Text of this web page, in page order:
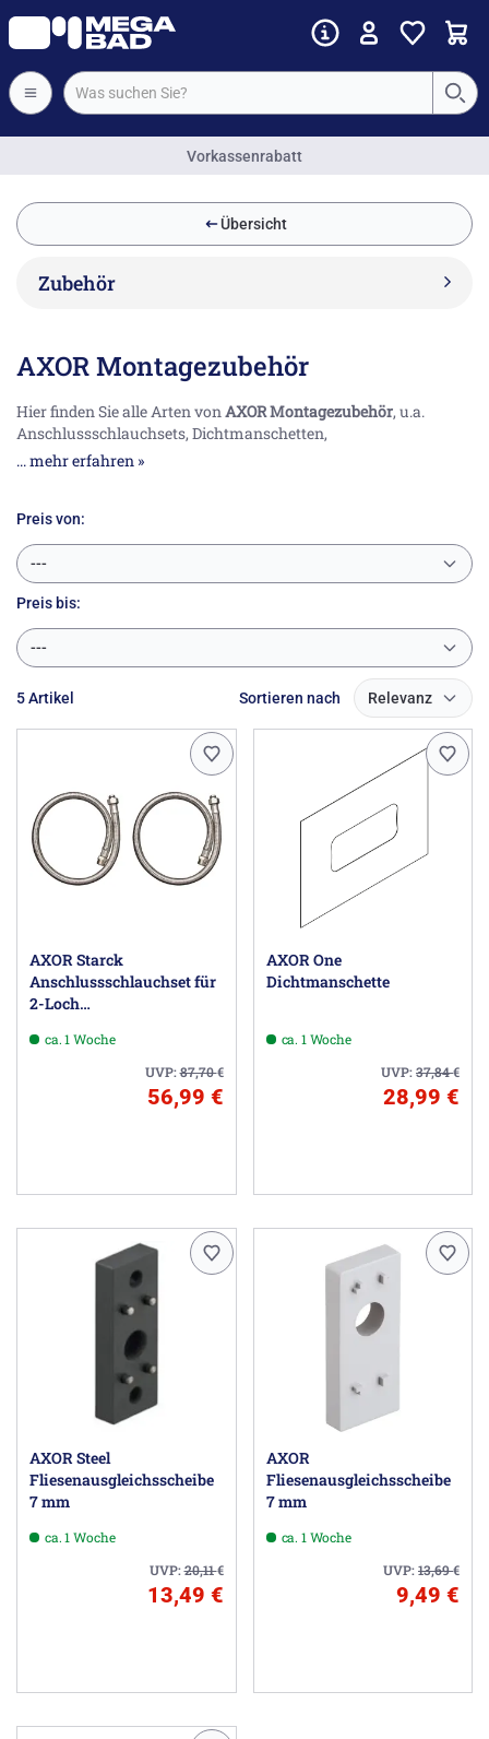
Vorkassenrabatt
Übersicht
Zubehör
AXOR Montagezubehör
Hier finden Sie alle Arten vonAXOR Montagezubehör, u.a.
Anschlussschlauchsets, Dichtmanschetten,
Fliesenausgleichsscheiben sowie Montagebleche. Diese Artikel
... mehr erfahren »
Preis von:
---
Preis bis:
---
5 Artikel Sortieren nach Relevanz
AXOR Starck
Anschlussschlauchset für
2-Loch
Thermostat
ca. 1 Woche
UVP:87,70€
56,99 €
AXOR One
Dichtmanschette
ca. 1 Woche
UVP:37,84€
28,99 €
AXOR Steel
Fliesenausgleichsscheibe
7 mm
ca. 1 Woche
UVP:20,11€
13,49 €
AXOR
Fliesenausgleichsscheibe
7 mm
ca. 1 Woche
UVP:13,69€
9,49 €